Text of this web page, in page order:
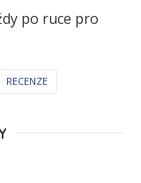
po ruce pro
RECENZE